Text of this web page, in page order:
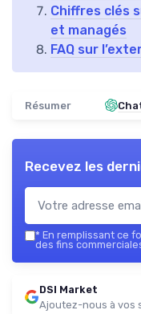
Chiffres clés
et managés
FAQ sur
Résumer
Recevez les
* En remplissant ce
des fins
DSI Market
Ajoutez-nous à vos